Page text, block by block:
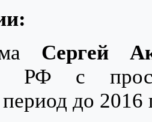
Сергей
РФ с
до 2016